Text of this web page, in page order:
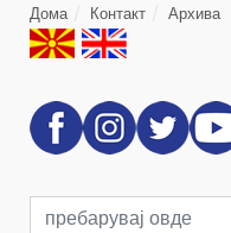
Дома Контакт Архива